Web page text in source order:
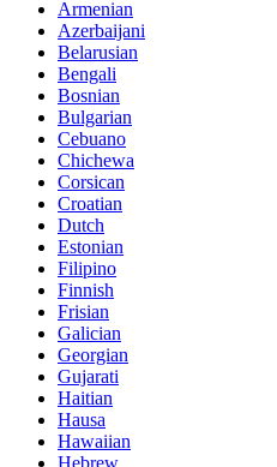
Armenian
Azerbaijani
Belarusian
Bengali
Bosnian
Bulgarian
Cebuano
Chichewa
Corsican
Croatian
Dutch
Estonian
Filipino
Finnish
Frisian
Galician
Georgian
Gujarati
Haitian
Hausa
Hawaiian
Hebrew